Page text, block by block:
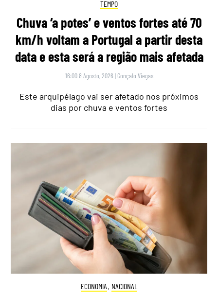
TEMPO
Chuva ‘a potes’ e ventos fortes até 70
km/h voltam a Portugal a partir desta
data e esta será a região mais afetada
16:00 8 Agosto, 2026 | Gonçalo Viegas
Este arquipélago vai ser afetado nos próximos
dias por chuva e ventos fortes
ECONOMIA , NACIONAL